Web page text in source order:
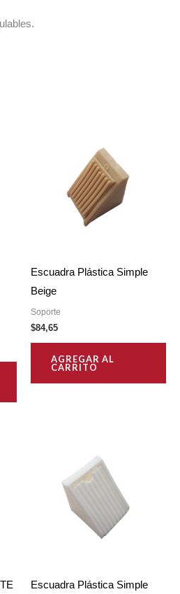
Escuadra Plástica Simple
Beige
Soporte
$84,65
AGREGAR AL
CARRITO
Escuadra Plástica Simple